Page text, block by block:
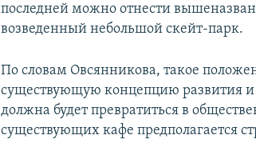
последней можно отнести
возведенный небольшой скейт-парк.
По словам Овсянникова, такое
существующую концепцию развития и
должна будет превратиться в
существующих кафе предполагается